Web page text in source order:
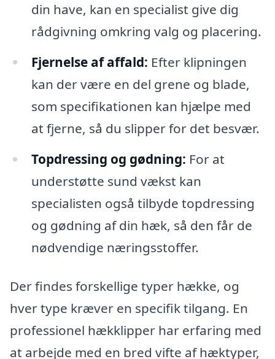
din have, kan en specialist give dig
rådgivning omkring valg og placering.
Fjernelse af affald: Efter klipningen
kan der være en del grene og blade,
som specifikationen kan hjælpe med
at fjerne, så du slipper for det besvær.
Topdressing og gødning: For at
understøtte sund vækst kan
specialisten også tilbyde topdressing
og gødning af din hæk, så den får de
nødvendige næringsstoffer.
Der findes forskellige typer hække, og
hver type kræver en specifik tilgang. En
professionel hækklipper har erfaring med
at arbejde med en bred vifte af hæktyper,